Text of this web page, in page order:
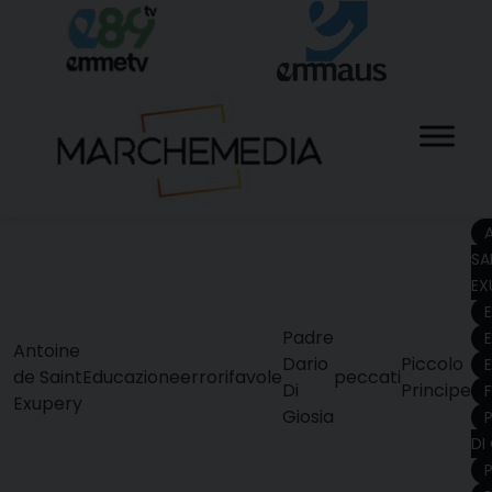
content
Antoine
de Saint
Exupery
Educazioneerrorifavole
Padre
Dario
Di
Giosia
peccati
Piccolo
Principe
DI